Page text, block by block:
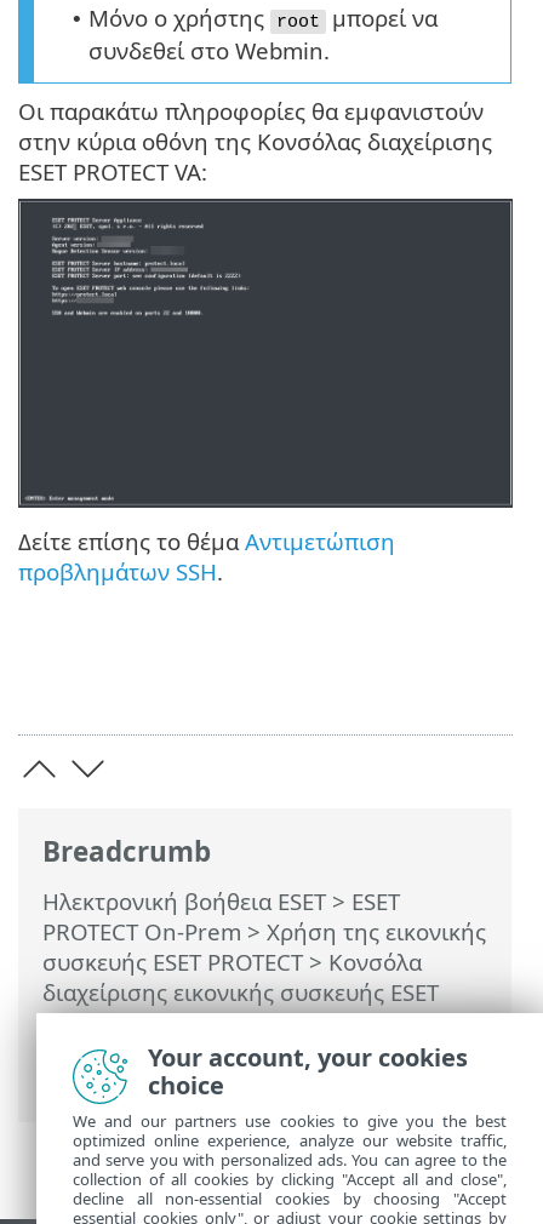
Breadcrumb
Ηλεκτρονική βοήθεια ESET> ESET
PROTECT On-Prem > Χρήση της εικονικής
συσκευής ESET PROTECT> Κονσόλα
διαχείρισης εικονικής συσκευής ESET
PROTECT> Ενεργοποίηση/
απενεργοποίηση της απομακρυσμένης
πρόσβασης
• Μόνο ο χρήστης root
μπορεί να
συνδεθεί στο Webmin.
Οι παρακάτω πληροφορίες θα εμφανιστούν
στην κύρια οθόνη της Κονσόλας διαχείρισης
ESET PROTECT VA:
Δείτε επίσης το θέμα Αντιμετώπιση
προβλημάτων SSH.
Your account, your cookies
choice
We and our partners use cookies to give you the best
optimized online experience, analyze our website traffic,
and serve you with personalized ads. You can agree to the
collection of all cookies by clicking "Accept all and close",
decline all non-essential cookies by choosing "Accept
essential cookies only", or adjust your cookie settings by